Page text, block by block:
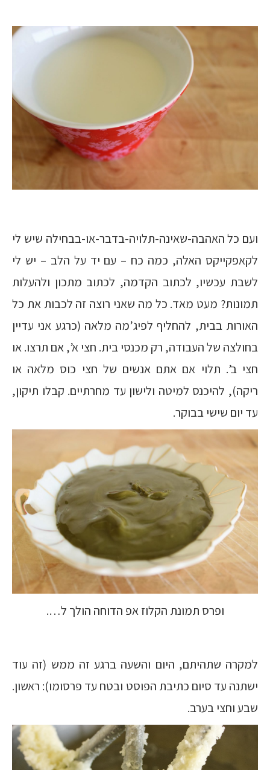
ועם כל האהבה-שאינה-תלויה-בדבר-או-בבחילה שיש לי
לקאפקייקס האלה, כמה כח – עם יד על הלב – יש לי
לשבת עכשיו, לכתוב הקדמה, לכתוב מתכון ולהעלות
תמונות? מעט מאד. כל מה שאני רוצה זה לכבות את כל
האורות בבית, להחליף לפיג’מה מלאה (כרגע אני עדיין
בחולצה של העבודה, רק מכנסי בית. חצי א’, אם תרצו. או
חצי ב’. תלוי אם אתם אנשים של חצי כוס מלאה או
ריקה), להיכנס למיטה ולישון עד מחרתיים. קבלו תיקון,
עד יום שישי בבוקר.
ופרס תמונת הקלוז אפ הדוחה הולך ל….
למקרה שתהיתם, היום והשעה ברגע זה ממש (זה עוד
ישתנה עד סיום כתיבת הפוסט ובטח עד פרסומו): ראשון.
שבע וחצי בערב.